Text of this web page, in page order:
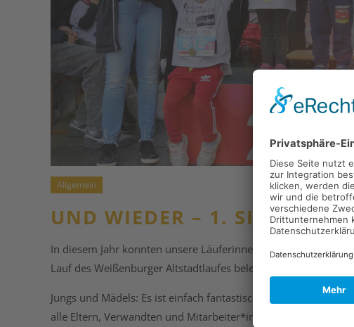
Allgemein
UND WIEDER – 1. SIEGER!!!
In diesem Jahr konnten unsere Läuferinnen und Läufer der
Lauf des Weißenburger Altstadtlaufes belegen.
Jungs und Mädels: Es ist einfach fantastisch, wie ihr euch ins
alle Eltern, Verwandten und Mitarbeiter*innen, die sowohl im